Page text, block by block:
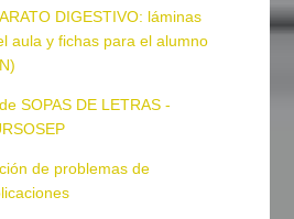
DIGESTIVO: láminas
aula y fichas para el alumno
SOPAS DE LETRAS -
de problemas de